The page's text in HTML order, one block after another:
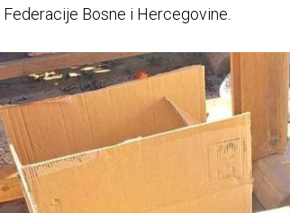
Bosne i Hercegovine.